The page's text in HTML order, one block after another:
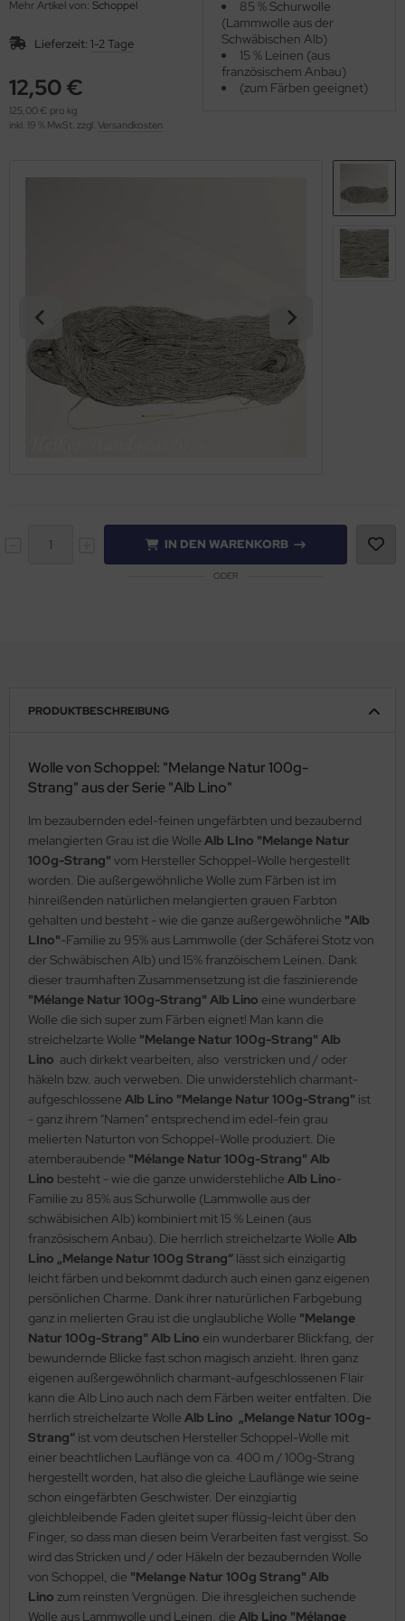
Mehr Artikel von: Schoppel
Lieferzeit: 1-2 Tage
12,50 €
125,00 € pro kg
inkl. 19 % MwSt. zzgl. Versandkosten
85 % Schurwolle
(Lammwolle aus der
Schwäbischen Alb)
15 % Leinen (aus
französischem Anbau)
(zum Färben geeignet)
IN DEN WARENKORB
ODER
PRODUKTBESCHREIBUNG
Wolle von Schoppel: "Melange Natur 100g-
Strang" aus der Serie "Alb Lino"
Im bezaubernden edel-feinen ungefärbten und bezaubernd
melangierten Grau ist die Wolle Alb LIno "Melange Natur
100g-Strang" vom Hersteller Schoppel-Wolle hergestellt
worden. Die außergewöhnliche Wolle zum Färben ist im
hinreißenden natürlichen melangierten grauen Farbton
gehalten und besteht - wie die ganze außergewöhnliche "Alb
LIno"-Familie zu 95% aus Lammwolle (der Schäferei Stotz von
der Schwäbischen Alb) und 15% franzöischem Leinen. Dank
dieser traumhaften Zusammensetzung ist die faszinierende
"Mélange Natur 100g-Strang" Alb Lino eine wunderbare
Wolle die sich super zum Färben eignet! Man kann die
streichelzarte Wolle "Melange Natur 100g-Strang" Alb
Lino auch dirkekt vearbeiten, also verstricken und / oder
häkeln bzw. auch verweben. Die unwiderstehlich charmant-
aufgeschlossene Alb Lino "Melange Natur 100g-Strang" ist
- ganz ihrem "Namen" entsprechend im edel-fein grau
melierten Naturton von Schoppel-Wolle produziert. Die
atemberaubende "Mélange Natur 100g-Strang" Alb
Lino besteht - wie die ganze unwiderstehliche Alb Lino-
Familie zu 85% aus Schurwolle (Lammwolle aus der
schwäbisichen Alb) kombiniert mit 15 % Leinen (aus
französischem Anbau). Die herrlich streichelzarte Wolle Alb
Lino „Melange Natur 100g Strang“ lässt sich einzigartig
leicht färben und bekommt dadurch auch einen ganz eigenen
persönlichen Charme. Dank ihrer naturürlichen Farbgebung
ganz in melierten Grau ist die unglaubliche Wolle "Melange
Natur 100g-Strang" Alb Lino ein wunderbarer Blickfang, der
bewundernde Blicke fast schon magisch anzieht. Ihren ganz
eigenen außergewöhnlich charmant-aufgeschlossenen Flair
kann die Alb Lino auch nach dem Färben weiter entfalten. Die
herrlich streichelzarte Wolle Alb Lino „Melange Natur 100g-
Strang“ ist vom deutschen Hersteller Schoppel-Wolle mit
einer beachtlichen Lauflänge von ca. 400 m / 100g-Strang
hergestellt worden, hat also die gleiche Lauflänge wie seine
schon eingefärbten Geschwister. Der einzgiartig
gleichbleibende Faden gleitet super flüssig-leicht über den
Finger, so dass man diesen beim Verarbeiten fast vergisst. So
wird das Stricken und / oder Häkeln der bezaubernden Wolle
von Schoppel, die "Melange Natur 100g Strang" Alb
Lino zum reinsten Vergnügen. Die ihresgleichen suchende
Wolle aus Lammwolle und Leinen, die Alb Lino "Mélange